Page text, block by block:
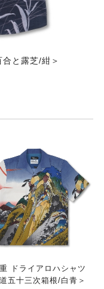
と露芝/紺＞
ドライアロハシャツ
五十三次箱根/白青＞